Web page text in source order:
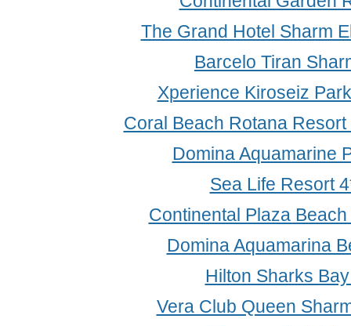
The Grand Hotel Sharm
Barcelo Tiran
Xperience Kiroseiz
Coral Beach Rotana
Domina Aquamarine
Sea Life Resort
Continental Plaza
Domina Aquamarina
Hilton Sharks
Vera Club Queen